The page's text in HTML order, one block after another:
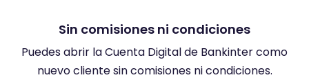
Sin comisiones ni condiciones
Puedes abrir la Cuenta Digital de Bankinter como
nuevo cliente sin comisiones ni condiciones.